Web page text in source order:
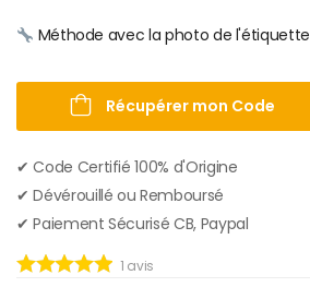
Méthode avec la photo de l'étiquette
Récupérer mon Code
✔︎ Code Certifié 100% d'Origine
✔︎ Dévérouillé ou Remboursé
✔︎ Paiement Sécurisé CB, Paypal
1 avis